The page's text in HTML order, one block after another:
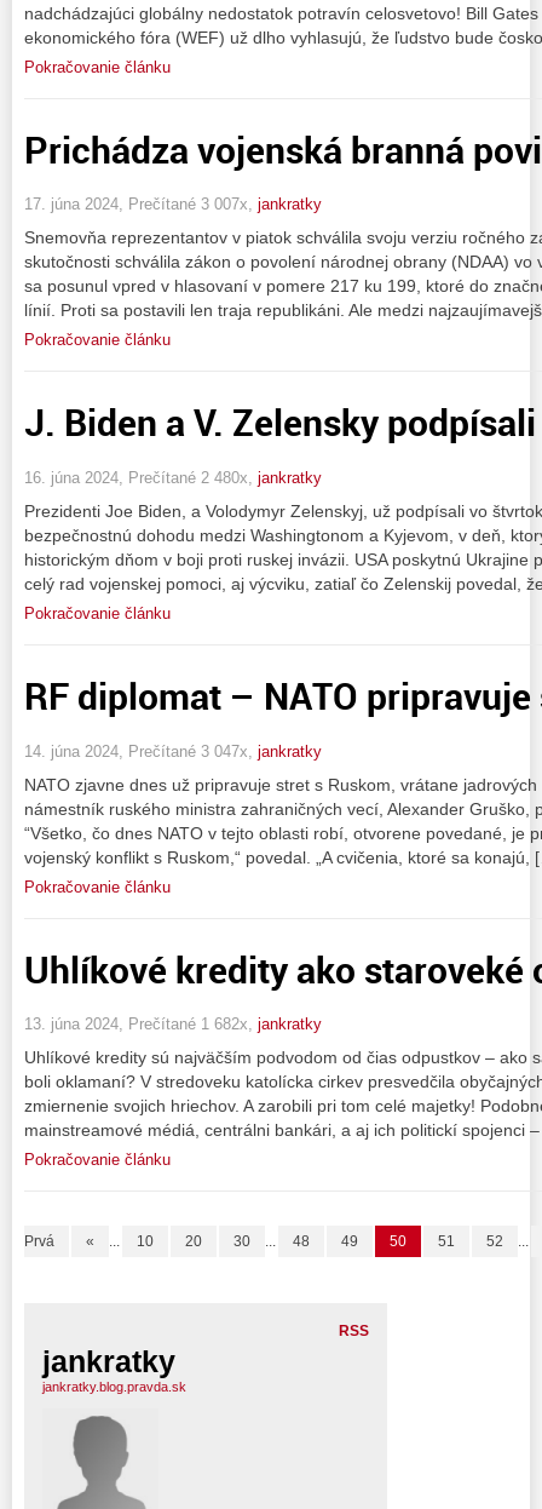
nadchádzajúci globálny nedostatok potravín celosvetovo! Bill
ekonomického fóra (WEF) už dlho vyhlasujú, že ľudstvo bude
Pokračovanie článku
Prichádza vojenská branná
17. júna 2024, Prečítané 3 007x, jankratky
Snemovňa reprezentantov v piatok schválila svoju verziu ročného
skutočnosti schválila zákon o povolení národnej obrany (NDAA) vo
sa posunul vpred v hlasovaní v pomere 217 ku 199, ktoré do
línií. Proti sa postavili len traja republikáni. Ale medzi
Pokračovanie článku
J. Biden a V. Zelensky
16. júna 2024, Prečítané 2 480x, jankratky
Prezidenti Joe Biden, a Volodymyr Zelenskyj, už podpísali vo
bezpečnostnú dohodu medzi Washingtonom a Kyjevom, v deň,
historickým dňom v boji proti ruskej invázii. USA poskytnú Ukrajine
celý rad vojenskej pomoci, aj výcviku, zatiaľ čo Zelenskij povedal,
Pokračovanie článku
RF diplomat – NATO pripravuje
14. júna 2024, Prečítané 3 047x, jankratky
NATO zjavne dnes už pripravuje stret s Ruskom, vrátane
námestník ruského ministra zahraničných vecí, Alexander Gruško,
“Všetko, čo dnes NATO v tejto oblasti robí, otvorene povedané, je
vojenský konflikt s Ruskom,“ povedal. „A cvičenia, ktoré sa konajú,
Pokračovanie článku
Uhlíkové kredity ako staroveké
13. júna 2024, Prečítané 1 682x, jankratky
Uhlíkové kredity sú najväčším podvodom od čias odpustkov – ako
boli oklamaní? V stredoveku katolícka cirkev presvedčila
zmiernenie svojich hriechov. A zarobili pri tom celé majetky!
mainstreamové médiá, centrálni bankári, a aj ich politickí spojenci
Pokračovanie článku
Prvá « ... 10 20 30 ... 48 49 50 51 52 ...
RSS
jankratky
jankratky.blog.pravda.sk